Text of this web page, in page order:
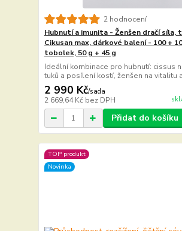
2 hodnocení
Hubnutí a imunita - Ženšen dračí síla,
Cikusan max, dárkové balení - 100 +
tobolek, 50 g + 45 g
Ideální kombinace pro hubnutí: cissus
tuků a posílení kostí, ženšen na vitalitu
2 990 Kč/sada
2 669,64 Kč bez DPH
Přidat do košíku
TOP produkt
Novinka